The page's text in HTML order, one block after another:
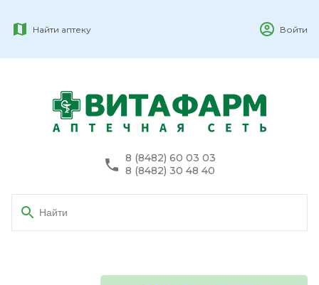
Найти аптеку Войти
8 (8482) 60 03 03
8 (8482) 30 48 40